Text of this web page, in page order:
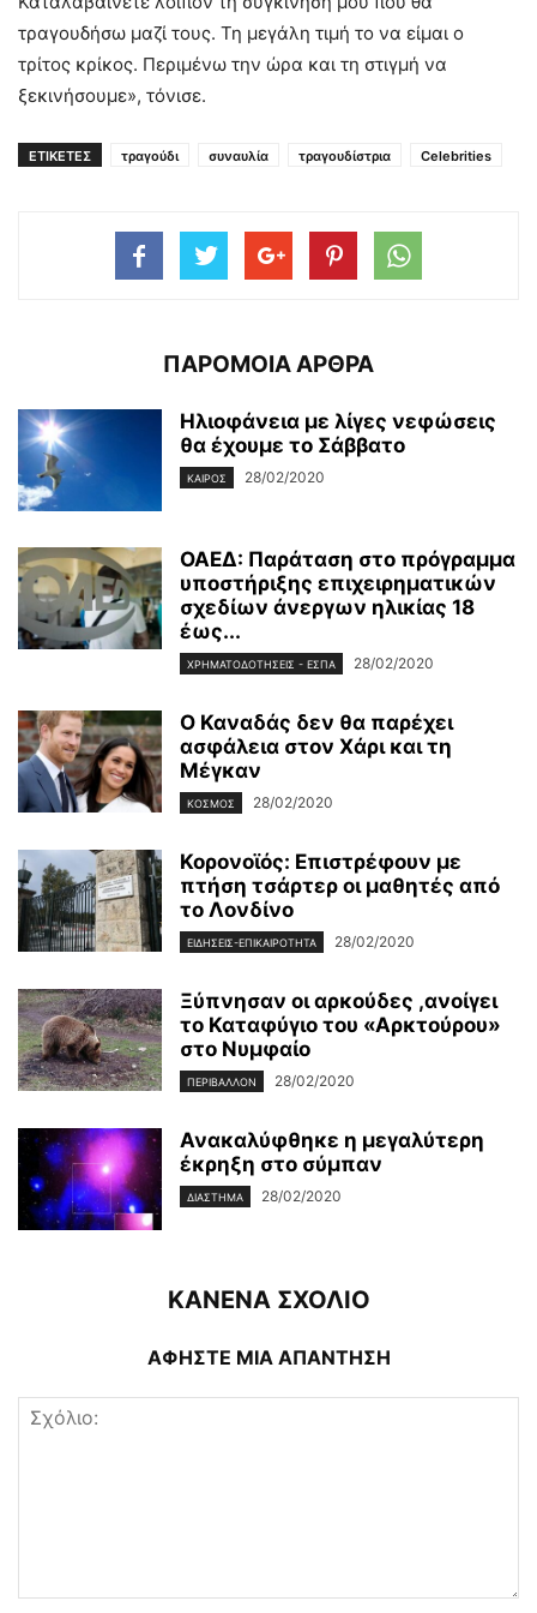
τραγουδήσω μαζί τους. Τη μεγάλη τιμή το να είμαι ο
τρίτος κρίκος. Περιμένω την ώρα και τη στιγμή να
ξεκινήσουμε», τόνισε.
ΕΤΙΚΕΤΕΣ τραγούδι συναυλία τραγουδίστρια Celebrities
ΠΑΡΟΜΟΙΑ ΑΡΘΡΑ
Ηλιοφάνεια με λίγες νεφώσεις
θα έχουμε το Σάββατο
ΚΑΙΡΌΣ 28/02/2020
ΟΑΕΔ: Παράταση στο πρόγραμμα
υποστήριξης επιχειρηματικών
σχεδίων άνεργων ηλικίας 18
έως...
ΧΡΗΜΑΤΟΔΟΤΉΣΕΙΣ - ΕΣΠΑ 28/02/2020
Ο Καναδάς δεν θα παρέχει
ασφάλεια στον Χάρι και τη
Μέγκαν
ΚΌΣΜΟΣ 28/02/2020
Κορονοϊός: Επιστρέφουν με
πτήση τσάρτερ οι μαθητές από
το Λονδίνο
ΕΙΔΉΣΕΙΣ-ΕΠΙΚΑΙΡΌΤΗΤΑ 28/02/2020
Ξύπνησαν οι αρκούδες ,ανοίγει
το Καταφύγιο του «Αρκτούρου»
στο Νυμφαίο
ΠΕΡΙΒΆΛΛΟΝ 28/02/2020
Ανακαλύφθηκε η μεγαλύτερη
έκρηξη στο σύμπαν
ΔΙΆΣΤΗΜΑ 28/02/2020
ΚΑΝΕΝΑ ΣΧΟΛΙΟ
ΑΦΗΣΤΕ ΜΙΑ ΑΠΑΝΤΗΣΗ